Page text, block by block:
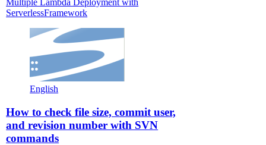
Multiple Lambda Deployment with
ServerlessFramework
English
How to check file size, commit user,
and revision number with SVN
commands